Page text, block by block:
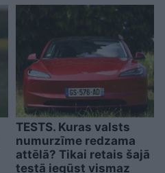
TESTS. Kuras valsts
numurzīme redzama
attēlā? Tikai retais šajā
testā iegūst vismaz